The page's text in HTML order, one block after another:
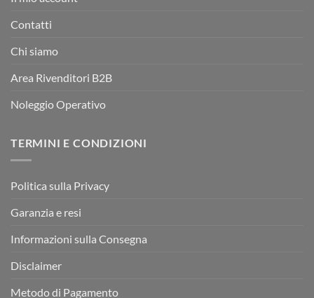
Contatti
Chi siamo
Area Rivenditori B2B
Noleggio Operativo
TERMINI E CONDIZIONI
Politica sulla Privacy
Garanzia e resi
Informazioni sulla Consegna
Disclaimer
Metodo di Pagamento